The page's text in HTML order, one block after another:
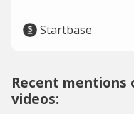
Startbase
Recent mentions
videos: